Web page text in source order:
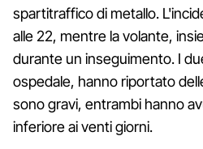
spartitraffico di metallo.
alle 22, mentre la volante,
durante un inseguimento. I
ospedale, hanno riportato
sono gravi, entrambi hanno
inferiore ai venti giorni.